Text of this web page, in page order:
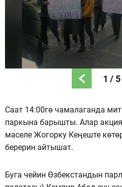
1 / 5
Саат 14:00гө чамалаганда
паркына барышты. Алар акция
маселе Жогорку Кеңеште
берерин айтышат.
Буга чейин Өзбекстандын